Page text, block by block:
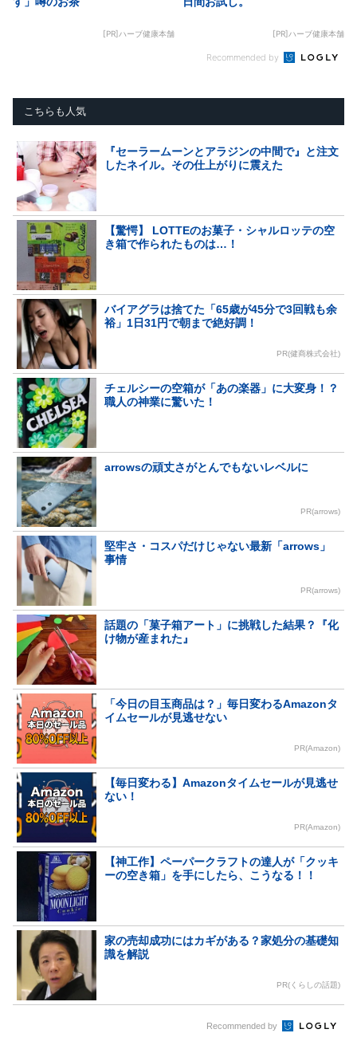
[PR]ハーブ健康本舗 [PR]ハーブ健康本舗
Recommended by
こちらも人気
『セーラームーンとアラジンの中間で』と注文
したネイル。その仕上がりに震えた
【驚愕】 LOTTEのお菓子・シャルロッテの空
き箱で作られたものは…！
バイアグラは捨てた「65歳が45分で3回戦も余
裕」1日31円で朝まで絶好調！
PR(健商株式会社)
チェルシーの空箱が「あの楽器」に大変身！？
職人の神業に驚いた！
arrowsの頑丈さがとんでもないレベルに
PR(arrows)
堅牢さ・コスパだけじゃない最新「arrows」
事情
PR(arrows)
話題の「菓子箱アート」に挑戦した結果？『化
け物が産まれた』
「今日の目玉商品は？」毎日変わるAmazonタ
イムセールが見逃せない
PR(Amazon)
【毎日変わる】Amazonタイムセールが見逃せ
ない！
PR(Amazon)
【神工作】ペーパークラフトの達人が「クッキ
ーの空き箱」を手にしたら、こうなる！！
家の売却成功にはカギがある？家処分の基礎知
識を解説
PR(くらしの話題)
Recommended by